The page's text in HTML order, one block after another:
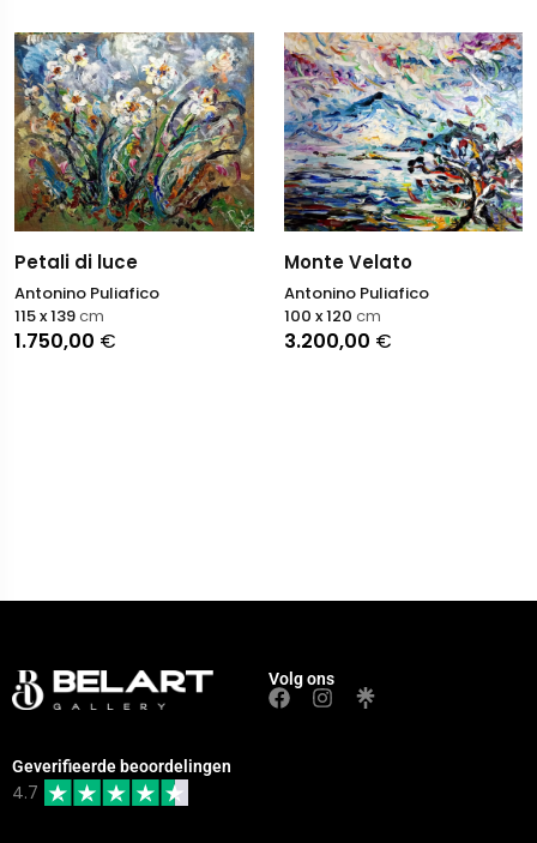
Petali di luce
Antonino Puliafico
1.750,00 €
115 x 139cm
Monte Velato
Antonino Puliafico
3.200,00 €
100 x 120 cm
Volg ons
Geverifieerde beoordelingen
4.7